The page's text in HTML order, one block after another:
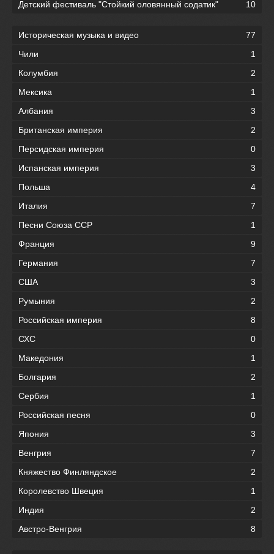
Детский фестиваль "Стойкий оловянный содатик" 10
Историческая музыка и видео
77
Чили
1
Колумбия
2
Мексика
1
Албания
3
Британская империя
2
Персидская империя
0
Испанская империя
3
Польша
4
Италия
7
Песни Союза ССР
1
Франция
9
Германия
7
США
3
Румыния
2
Российская империя
8
СХС
0
Македония
1
Болгария
2
Сербия
1
Российская песня
0
Япония
3
Венгрия
7
Княжество Финляндское
2
Королевство Швеция
1
Индия
2
Австро-Венгрия
8